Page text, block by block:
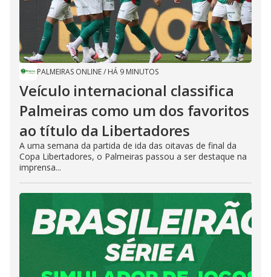
PALMEIRAS ONLINE/ HÁ 9 MINUTOS
Veículo internacional classifica
Palmeiras como um dos favoritos
ao título da Libertadores
A uma semana da partida de ida das oitavas de final da
Copa Libertadores, o Palmeiras passou a ser destaque na
imprensa...